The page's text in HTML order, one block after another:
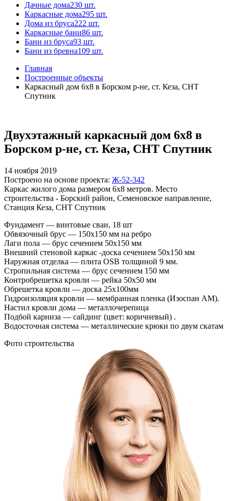
Дачные дома230 шт.
Каркасные дома295 шт.
Дома из бруса222 шт.
Каркасные бани86 шт.
Бани из бруса93 шт.
Бани из бревна109 шт.
Главная
Построенные объекты
Каркасный дом 6х8 в Борском р-не, ст. Кеза, СНТ
Спутник
Двухэтажный каркасный дом 6х8 в
Борском р-не, ст. Кеза, СНТ Спутник
14 ноября 2019
Построено на основе проекта: Ж-52-342
Каркас жилого дома размером 6х8 метров. Место
строительства - Борский район, Семеновское направление,
Станция Кеза, СНТ Спутник
Фундамент — винтовые сваи, 18 шт
Обвязочный брус — 150х150 мм на ребро
Лаги пола — брус сечением 50х150 мм
Внешний стеновой каркас -доска сечением 50х150 мм
Наружная отделка — плита OSB толщиной 9 мм.
Стропильная система — брус сечением 150 мм
Контробрешетка кровли — рейка 50х50 мм
Обрешетка кровли — доска 25х100мм
Гидроизоляция кровли — мембранная пленка (Изоспан АМ).
Настил кровли дома — металлочерепица
Подбой карниза — сайдинг (цвет: коричневый) .
Водосточная система — металлические крюки по двум скатам
Фото строительства